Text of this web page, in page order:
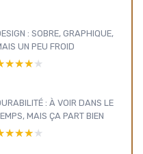
: SOBRE, GRAPHIQUE,
UN PEU FROID
: À VOIR DANS LE
MAIS ÇA PART BIEN